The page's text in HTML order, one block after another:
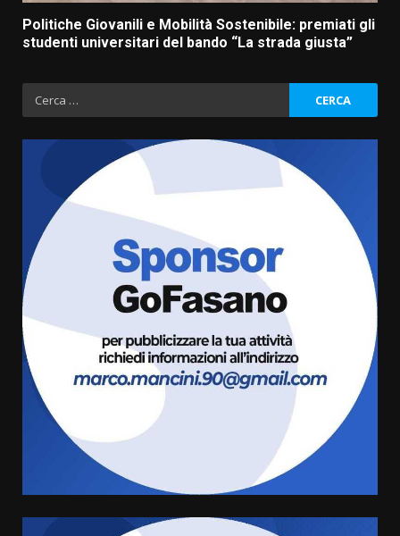
Politiche Giovanili e Mobilità Sostenibile: premiati gli
studenti universitari del bando “La strada giusta”
Ricerca
per:
Politiche Giovanili e Mobilità
Sostenibile: premiati gli studenti
universitari del bando “La strada
giusta”
8 Agosto 2026 07:15
“I Contestatori: Musica di
Rivoluzione”: nuovo
appuntamento con “Fasano in
Banda”
amarezza per esclusione dal